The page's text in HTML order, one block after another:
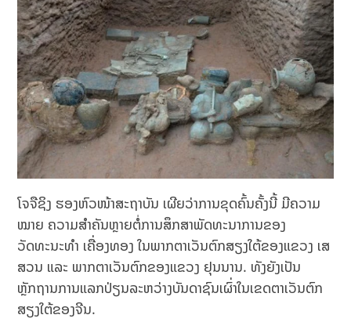
ໂຈຈືຊິງ ຮອງຫົວໜ້າສະຖາບັນ ເຜີຍວ່າການຂຸດຄົ້ນຄັ້ງນີ້ ມີຄວາມ
ໝາຍ ຄວາມສຳຄັນຫຼາຍຕໍ່ການສຶກສາພັດທະນາການຂອງ
ວັດທະນະທຳ ເຄື່ອງທອງ ໃນພາກຕາເວັນຕົກສຽງໃຕ້ຂອງແຂວງ ເສ
ສວນ ແລະ ພາກຕາເວັນຕົກຂອງແຂວງ ຢຸນນານ. ທັງຍັງເປັນ
ຫຼັກຖານການແລກປ່ຽນລະຫວ່າງບັນດາຊົນເຜົ່າໃນເຂດຕາເວັນຕົກ
ສຽງໃຕ້ຂອງຈີນ.